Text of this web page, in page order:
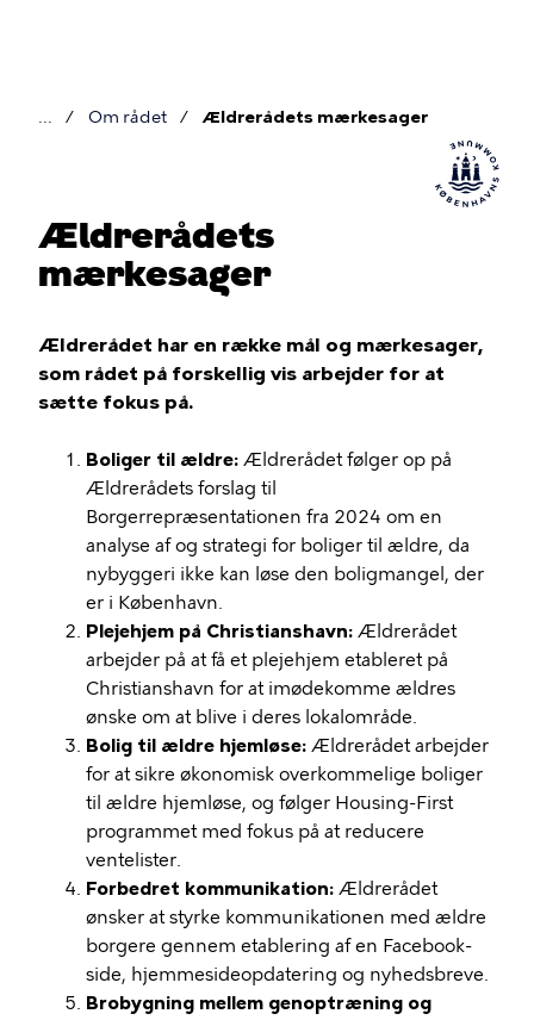
Om rådet Ældrerådets mærkesager
Ældrerådets
mærkesager
Ældrerådet har en række mål og mærkesager,
som rådet på forskellig vis arbejder for at
sætte fokus på.
Boliger til ældre: Ældrerådet følger op på
Ældrerådets forslag til
Borgerrepræsentationen fra 2024 om en
analyse af og strategi for boliger til ældre, da
nybyggeri ikke kan løse den boligmangel, der
er i København.
Plejehjem på Christianshavn: Ældrerådet
arbejder på at få et plejehjem etableret på
Christianshavn for at imødekomme ældres
ønske om at blive i deres lokalområde.
Bolig til ældre hjemløse: Ældrerådet arbejder
for at sikre økonomisk overkommelige boliger
til ældre hjemløse, og følger Housing-First
programmet med fokus på at reducere
ventelister.
Forbedret kommunikation: Ældrerådet
ønsker at styrke kommunikationen med ældre
borgere gennem etablering af en Facebook-
side, hjemmesideopdatering og nyhedsbreve.
Brobygning mellem genoptræning og